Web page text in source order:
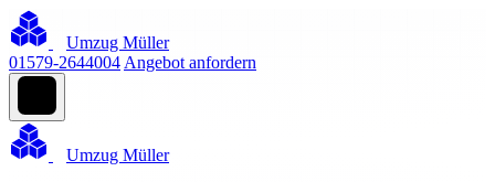
Umzug Müller
01579-2644004 Angebot anfordern
Umzug Müller